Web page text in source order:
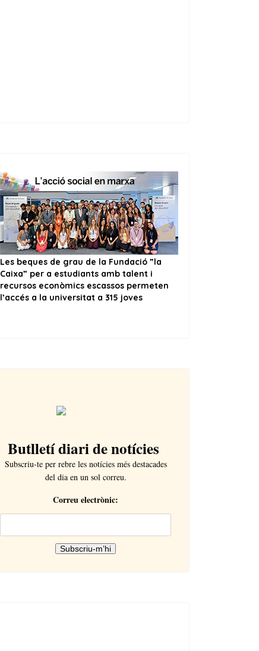
Butlletí diari de notícies
Subscriu-te per rebre les notícies més destacades
del dia en un sol correu.
Correu electrònic: